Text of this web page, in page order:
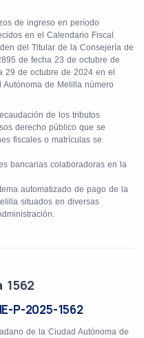
de ingreso en período
en el Calendario Fiscal
del Titular de la Consejería de
de fecha 23 de octubre de
29 de octubre de 2024 en el
de Melilla número
de los tributos
derecho público que se
fiscales o matrículas se
bancarias colaboradoras en la
automatizado de pago de la
situados en diversas
1562
P-2025-1562
de la Ciudad Autónoma de